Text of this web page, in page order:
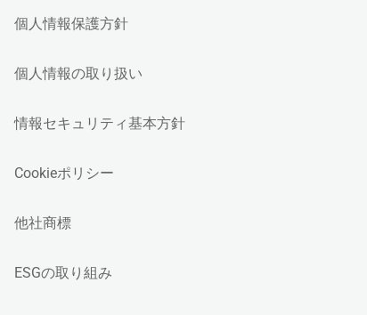
個人情報保護方針
個人情報の取り扱い
情報セキュリティ基本方針
Cookieポリシー
他社商標
ESGの取り組み